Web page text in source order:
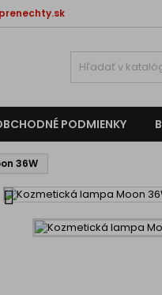
PODMIENKY
36W
